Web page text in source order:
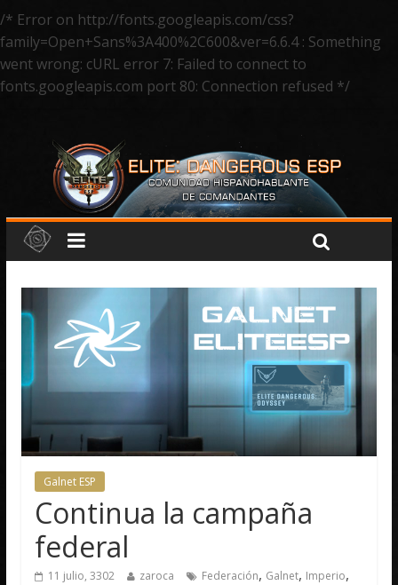
/* Error on http://fonts.googleapis.com/css?
family=Open+Sans%3A400%2C600&ver=6.6.4 : Something
went wrong: cURL error 7: Failed to connect to
fonts.googleapis.com port 80: Connection refused */
Galnet ESP
Continua la campaña
federal
11 julio, 3302 zaroca Federación, Galnet, Imperio,